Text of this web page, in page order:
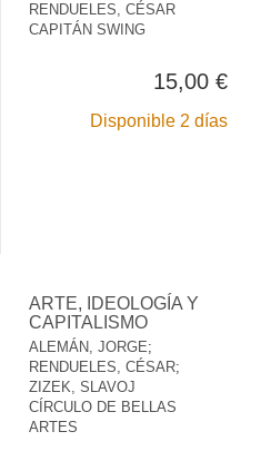
RENDUELES, CÉSAR
CAPITÁN SWING
15,00 €
Disponible 2 días
ARTE, IDEOLOGÍA Y
CAPITALISMO
ALEMÁN, JORGE;
RENDUELES, CÉSAR;
ZIZEK, SLAVOJ
CÍRCULO DE BELLAS
ARTES